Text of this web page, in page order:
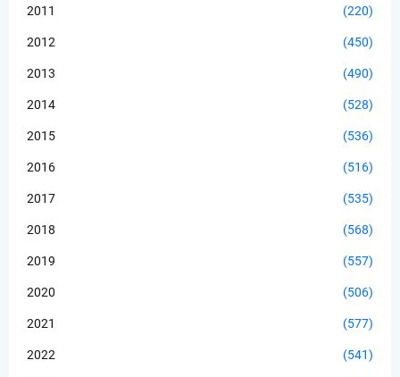
2011 (220)
2012 (450)
2013 (490)
2014 (528)
2015 (536)
2016 (516)
2017 (535)
2018 (568)
2019 (557)
2020 (506)
2021 (577)
2022 (541)